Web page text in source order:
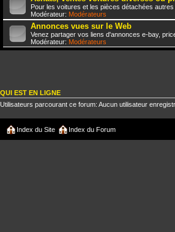
Pour les voitures et les pièces détachées
Modérateur: Modérateurs
Annonces vues sur le Web
Venez partager vos liens d'annonces e-bay,
Modérateur: Modérateurs
QUI EST EN LIGNE
Utilisateurs parcourant ce forum: Aucun utilisateur
Index du Site Index du Forum